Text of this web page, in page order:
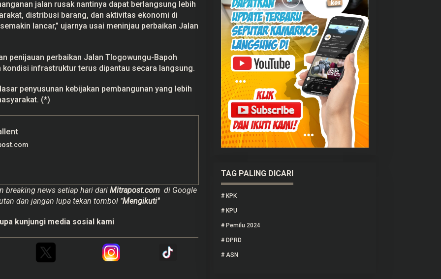
jalan rusak nantinya dapat berlangsung lebih
distribusi barang, dan aktivitas ekonomi di
lancar,” ujarnya usai meninjau perbaikan Jalan
penijauan perbaikan Jalan Tlogowungu-Bapoh
kondisi infrastruktur terus dipantau secara langsung.
penyusunan kebijakan pembangunan yang lebih
(*)
breaking news setiap hari dariMitrapost.com di Google
dan jangan lupa tekan tombol "Mengikuti"
kunjungi media sosial kami
TAG PALING DICARI
# KPK
# KPU
# Pemilu 2024
# DPRD
# ASN